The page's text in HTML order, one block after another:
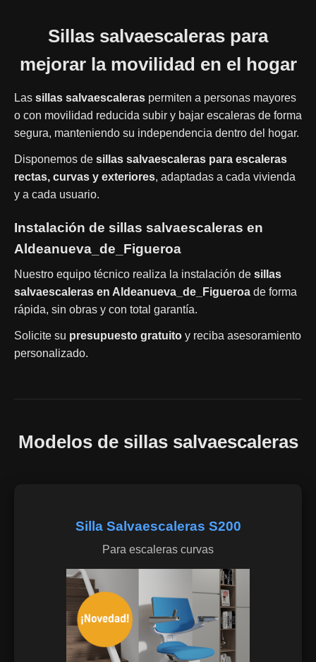
Sillas salvaescaleras para
mejorar la movilidad en el hogar
Las sillas salvaescaleras permiten a personas mayores
o con movilidad reducida subir y bajar escaleras de forma
segura, manteniendo su independencia dentro del hogar.
Disponemos de sillas salvaescaleras para escaleras
rectas, curvas y exteriores, adaptadas a cada vivienda
y a cada usuario.
Instalación de sillas salvaescaleras en
Aldeanueva_de_Figueroa
Nuestro equipo técnico realiza la instalación de sillas
salvaescaleras en Aldeanueva_de_Figueroa de forma
rápida, sin obras y con total garantía.
Solicite su presupuesto gratuito y reciba asesoramiento
personalizado.
Modelos de sillas salvaescaleras
Silla Salvaescaleras S200
Para escaleras curvas